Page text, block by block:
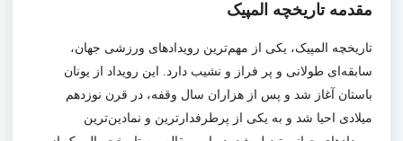
مقدمه تاریخچه المپیک
تاریخچه المپیک، یکی از مهم‌ترین رویدادهای ورزشی جهان،
سابقه‌ای طولانی و پر فراز و نشیب دارد. این رویداد از یونان
باستان آغاز شد و پس از هزاران سال وقفه، در قرن نوزدهم
میلادی احیا شد و به یکی از پرطرفدارترین و نمادین‌ترین